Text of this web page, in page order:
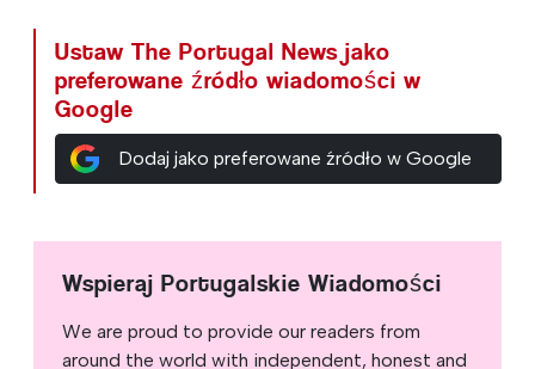
Ustaw The Portugal News jako
preferowane źródło wiadomości w
Google
Dodaj jako preferowane źródło w Google
Wspieraj Portugalskie Wiadomości
We are proud to provide our readers from
around the world with independent, honest and